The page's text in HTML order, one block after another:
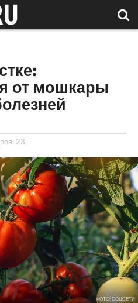
от мошкары
23
ФОТО: СОЦСЕТИ